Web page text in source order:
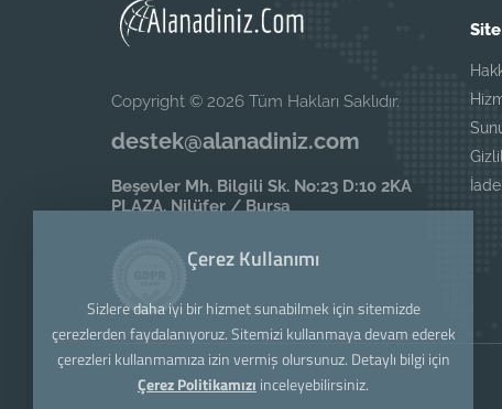
Copyright © 2026 Tüm Hakları Saklıdır.
destek@alanadiniz.com
Beşevler Mh. Bilgili Sk. No:23 D:10 2KA
PLAZA. Nilüfer / Bursa
Çerez Kullanımı
Sizlere daha iyi bir hizmet sunabilmek için sitemizde
çerezlerden faydalanıyoruz. Sitemizi kullanmaya devam ederek
çerezleri kullanmamıza izin vermiş olursunuz. Detaylı bilgi için
Çerez Politikamızı inceleyebilirsiniz.